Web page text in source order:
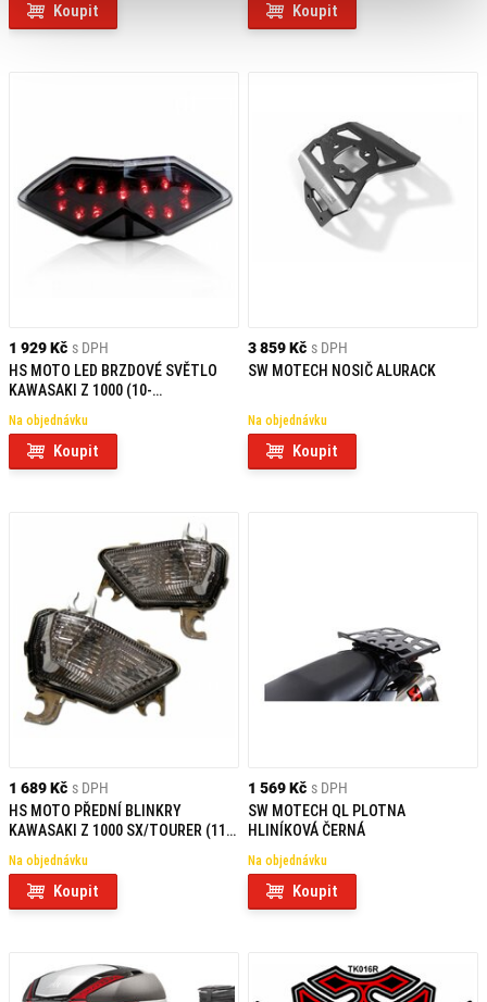
Koupit Koupit
1 929 Kč s DPH
HS MOTO LED BRZDOVÉ SVĚTLO
KAWASAKI Z 1000 (10-
VERSYS (10-14)
Na objednávku
Koupit
3 859 Kč s DPH
SW MOTECH NOSIČ ALURACK
Na objednávku
Koupit
1 689 Kč s DPH
HS MOTO PŘEDNÍ BLINKRY
KAWASAKI Z 1000 SX/TOURER (11-
Na objednávku
Koupit
1 569 Kč s DPH
SW MOTECH QL PLOTNA
HLINÍKOVÁ ČERNÁ
Na objednávku
Koupit